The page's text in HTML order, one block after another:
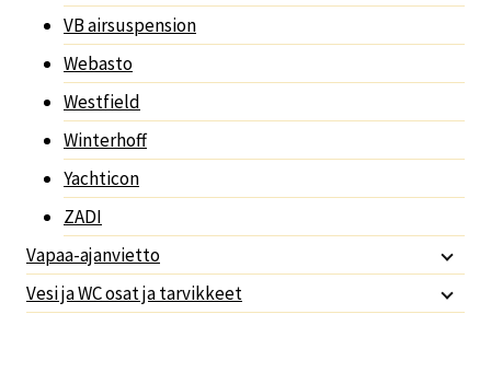
VB airsuspension
Webasto
Westfield
Winterhoff
Yachticon
ZADI
Vapaa-ajanvietto
Vesi ja WC osat ja tarvikkeet